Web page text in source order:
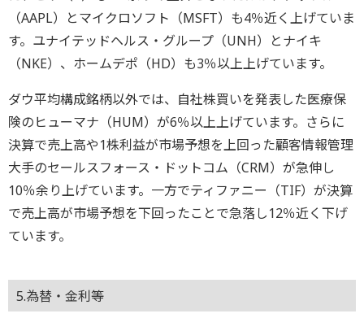
（AAPL）とマイクロソフト（MSFT）も4％近く上げていま
す。ユナイテッドヘルス・グループ（UNH）とナイキ
（NKE）、ホームデポ（HD）も3％以上上げています。
ダウ平均構成銘柄以外では、自社株買いを発表した医療保
険のヒューマナ（HUM）が6％以上上げています。さらに
決算で売上高や1株利益が市場予想を上回った顧客情報管理
大手のセールスフォース・ドットコム（CRM）が急伸し
10％余り上げています。一方でティファニー（TIF）が決算
で売上高が市場予想を下回ったことで急落し12％近く下げ
ています。
5.為替・金利等